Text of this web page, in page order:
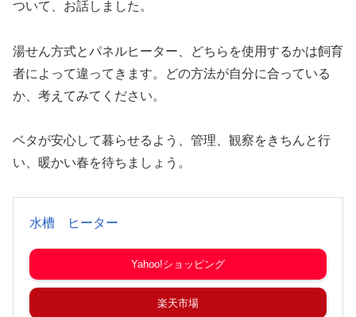
ついて、お話しました。
湯せん方式とパネルヒーター、どちらを使用するかは飼育
者によって違ってきます。どの方法が自分に合っている
か、考えてみてください。
ベタが安心して暮らせるよう、管理、観察をきちんと行
い、暖かい春を待ちましょう。
水槽 ヒーター
Yahoo!ショッピング
楽天市場